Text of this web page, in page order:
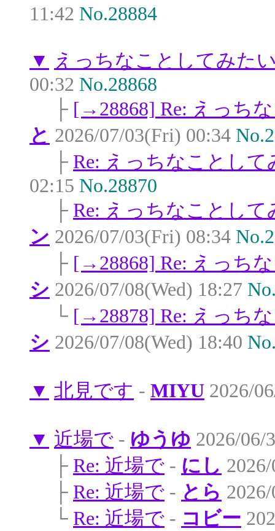
11:42 No.28884
▼ えっちなことしてみた
00:32 No.28868
├ [→28868] Re: えっち
と 2026/07/03(Fri) 00:34
├ Re: えっちなことし
02:15 No.28870
├ Re: えっちなことし
ン 2026/07/03(Fri) 08:34
├ [→28868] Re: えっち
シ 2026/07/08(Wed) 18:27
└ [→28878] Re: えっち
シ 2026/07/08(Wed) 18:40
▼ 北見です - MIYU 2026/
▼ 近場で - ゆうゆ 2026/06/
├ Re: 近場で - にし
├ Re: 近場で - とら
└ Re: 近場で - コビー